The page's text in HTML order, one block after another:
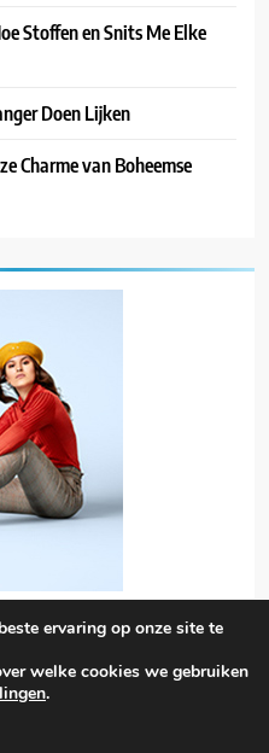
Stoffen en Snits Me Elke
Doen Lijken
Charme van Boheemse
All Rights Reserved 2026.
ervaring op onze site te
welke cookies we gebruiken
.